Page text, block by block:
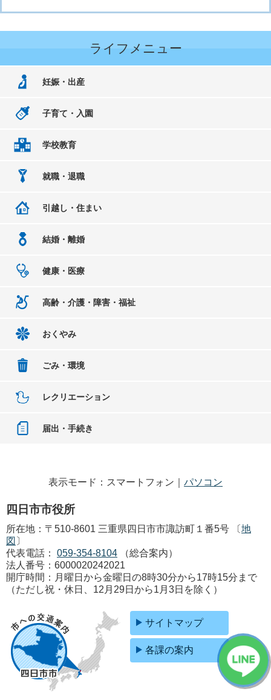
ライフメニュー
妊娠・出産
子育て・入園
学校教育
就職・退職
引越し・住まい
結婚・離婚
健康・医療
高齢・介護・障害・福祉
おくやみ
ごみ・環境
レクリエーション
届出・手続き
表示モード：スマートフォン｜ パソコン
四日市市役所
所在地：〒510-8601 三重県四日市市諏訪町１番5号 〔地
図 〕
代表電話：
059-354-8104
（総合案内）
法人番号：6000020242021
開庁時間：月曜日から金曜日の8時30分から17時15分まで
（ただし祝・休日、12月29日から1月3日を除く）
サイトマップ
各課の案内